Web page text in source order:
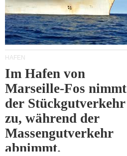
HÄFEN
Im Hafen von
Marseille-Fos nimmt
der Stückgutverkehr
zu, während der
Massengutverkehr
abnimmt.